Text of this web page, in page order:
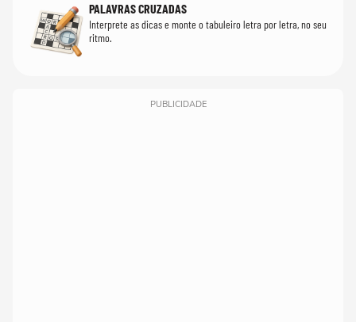
PALAVRAS CRUZADAS
Interprete as dicas e monte o tabuleiro letra por letra, no seu
ritmo.
PUBLICIDADE